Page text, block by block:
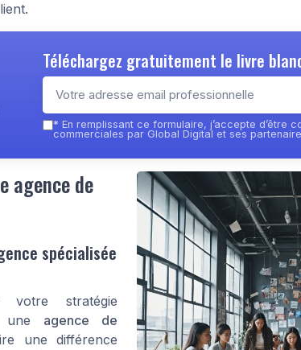
Téléchargez gratuitement le livre
* En remplissant ce formulaire, j’accepte d’être
commerciales par Global Digital et ses
agence de
spécialisée
votre stratégie
une agence de
une différence